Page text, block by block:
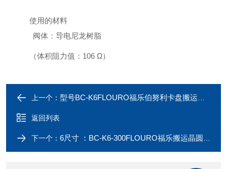
使用的材料
阀体：导电尼龙树脂
（体积阻力值：106 Ω）
上一个： 型号BC-K6FLOURO福乐伯努利卡盘搬运晶圆晶体BC-K6
返回列表
下一个： 6尺寸 ：BC-K6-300FLOURO福乐搬运晶圆卡盘BC-K6-300